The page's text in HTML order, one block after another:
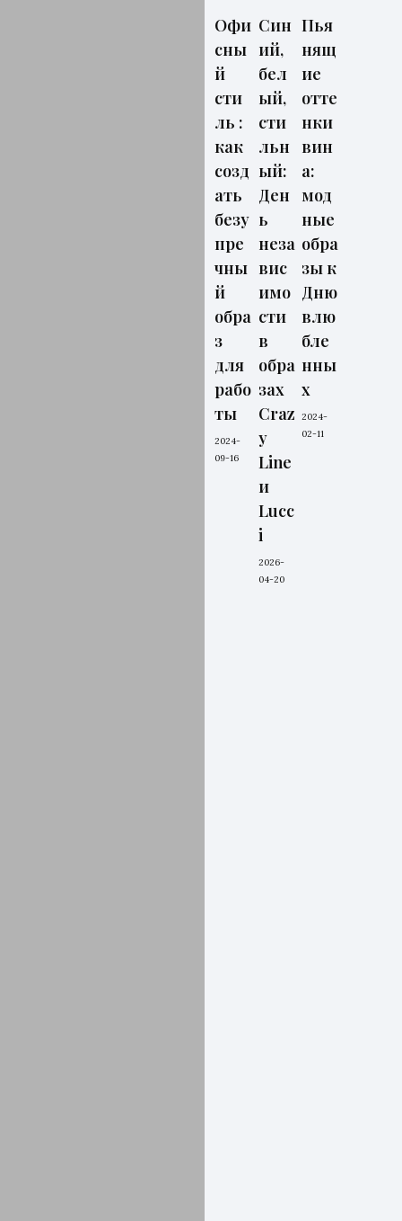
Офи
сны
й
сти
ль :
как
созд
ать
безу
пре
чны
й
обра
з
для
рабо
ты
2024-
09-16
Син
ий,
бел
ый,
сти
льн
ый:
Ден
ь
неза
вис
имо
сти
в
обра
зах
Craz
y
Line
и
Lucc
i
2026-
04-20
Пья
нящ
ие
отте
нки
вин
а:
мод
ные
обра
зы к
Дню
влю
бле
нны
х
2024-
02-11